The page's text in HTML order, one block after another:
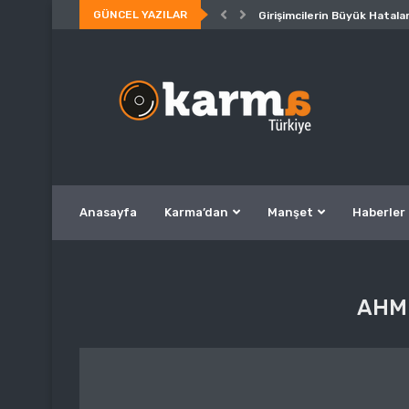
GÜNCEL YAZILAR Girişimcilerin Büyük
Anasayfa Karma’dan Manşet Haberler